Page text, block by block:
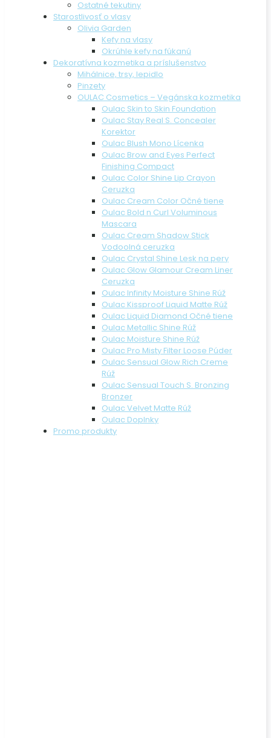
Ostatné tekutiny
Starostlivosť o vlasy
Olivia Garden
Kefy na vlasy
Okrúhle kefy na fúkanú
Dekoratívna kozmetika a príslušenstvo
Mihálnice, trsy, lepidlo
Pinzety
OULAC Cosmetics – Vegánska kozmetika
Oulac Skin to Skin Foundation
Oulac Stay Real S. Concealer
Korektor
Oulac Blush Mono Lícenka
Oulac Brow and Eyes Perfect
Finishing Compact
Oulac Color Shine Lip Crayon
Ceruzka
Oulac Cream Color Očné tiene
Oulac Bold n Curl Voluminous
Mascara
Oulac Cream Shadow Stick
Vodoolná ceruzka
Oulac Crystal Shine Lesk na pery
Oulac Glow Glamour Cream Liner
Ceruzka
Oulac Infinity Moisture Shine Rúž
Oulac Kissproof Liquid Matte Rúž
Oulac Liquid Diamond Očné tiene
Oulac Metallic Shine Rúž
Oulac Moisture Shine Rúž
Oulac Pro Misty Filter Loose Púder
Oulac Sensual Glow Rich Creme
Rúž
Oulac Sensual Touch S. Bronzing
Bronzer
Oulac Velvet Matte Rúž
Oulac Doplnky
Promo produkty